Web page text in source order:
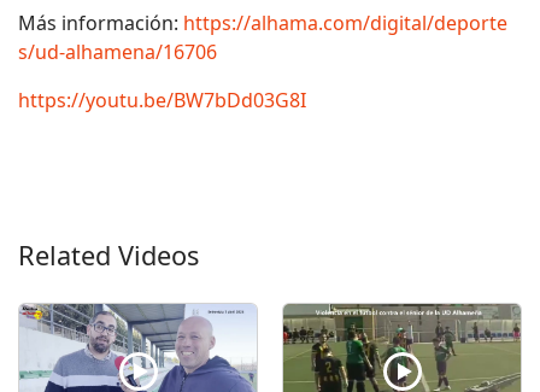
Más información: https://alhama.com/digital/deporte
s/ud-alhamena/16706
https://youtu.be/BW7bDd03G8I
Related Videos